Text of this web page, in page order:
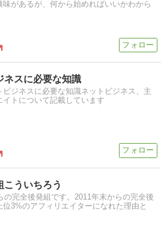
味があるが、何から始めればいいかわから
ネスに必要な知識
ビジネスに必要な知識ネットビジネス、主
イトについて記載しています
こういちろう
の完全後発組です。2011年末からの完全後
位3%のアフィリエイターになれた理由と